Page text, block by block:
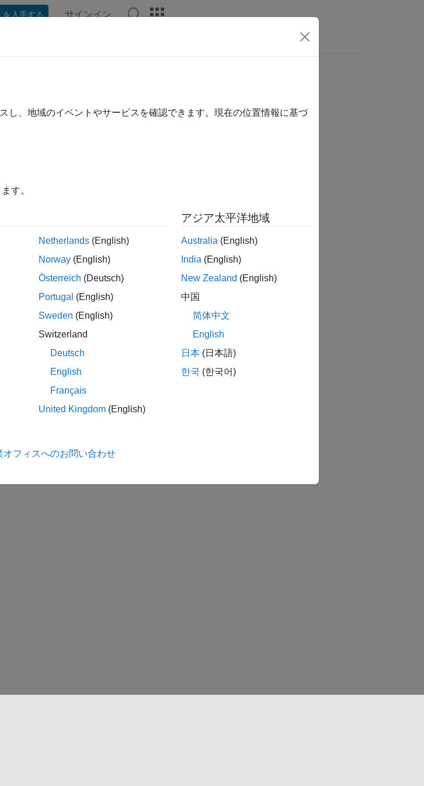
を入手する サインイン
し、地域のイベントやサービスを確認できます。現在の位置情報に基づ
す。
Netherlands (English)
Norway (English)
Österreich (Deutsch)
Portugal (English)
Sweden (English)
Switzerland
Deutsch
English
Français
United Kingdom (English)
アジア太平洋地域
Australia (English)
India (English)
New Zealand (English)
中国
简体中文
English
日本 (日本語)
한국 (한국어)
オフィスへのお問い合わせ